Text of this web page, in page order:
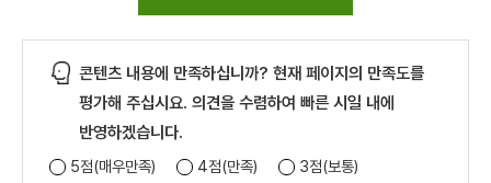
콘텐츠 내용에 만족하십니까? 현재 페이지의 만족도를
평가해 주십시요. 의견을 수렴하여 빠른 시일 내에
반영하겠습니다.
5점(매우만족) 4점(만족)
3점(보통)